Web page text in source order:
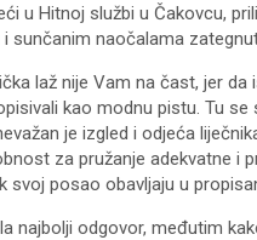
u Hitnoj službi u Čakovcu,
sunčanim naočalama
laž nije Vam na čast, jer
kao modnu pistu. Tu se
je izgled i odjeća
za pružanje adekvatne i
svoj posao obavljaju u
najbolji odgovor, međutim